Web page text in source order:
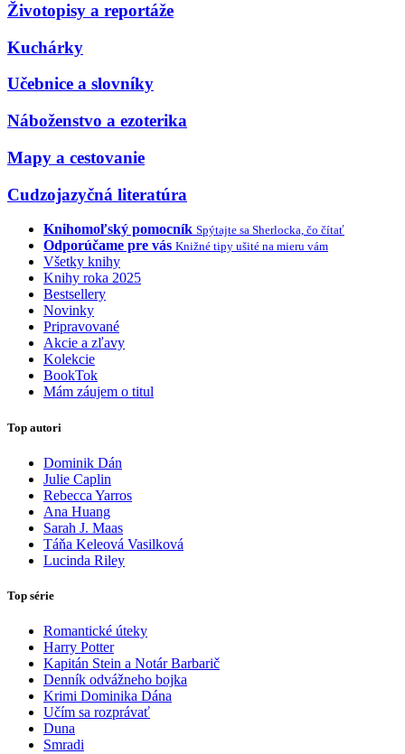
Životopisy a reportáže
Kuchárky
Učebnice a slovníky
Náboženstvo a ezoterika
Mapy a cestovanie
Cudzojazyčná literatúra
Knihomoľský pomocník Spýtajte sa Sherlocka, čo čítať
Odporúčame pre vás Knižné tipy ušité na mieru vám
Všetky knihy
Knihy roka 2025
Bestsellery
Novinky
Pripravované
Akcie a zľavy
Kolekcie
BookTok
Mám záujem o titul
Top autori
Dominik Dán
Julie Caplin
Rebecca Yarros
Ana Huang
Sarah J. Maas
Táňa Keleová Vasilková
Lucinda Riley
Top série
Romantické úteky
Harry Potter
Kapitán Stein a Notár Barbarič
Denník odvážneho bojka
Krimi Dominika Dána
Učím sa rozprávať
Duna
Smradi